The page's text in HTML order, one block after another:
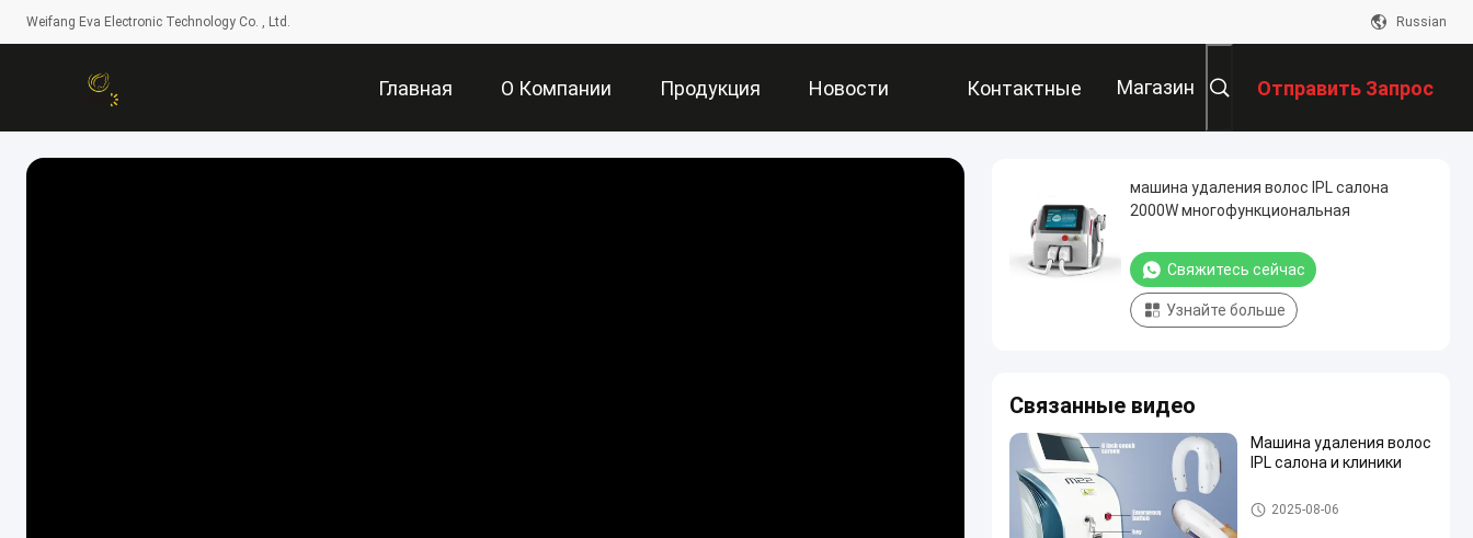
Weifang Eva Electronic Technology Co. , Ltd. Russian
Главная О Компании Продукция Новости Контактные Магазин Отправить Запрос
машина удаления волос IPL салона
2000W многофункциональная
Свяжитесь сейчас
Узнайте больше
Связанные видео
Машина удаления волос
IPL салона и клиники
Машина удаления волос IPL
2025-08-06